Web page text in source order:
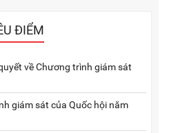
ĐIỂM
về Chương trình giám sát
giám sát của Quốc hội năm